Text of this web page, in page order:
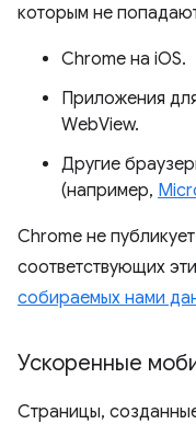
которым не
Chrome на iOS.
Приложения
WebView.
Другие
(например,
Chrome не
соответствующих
собираемых нами
Ускоренные
Страницы,